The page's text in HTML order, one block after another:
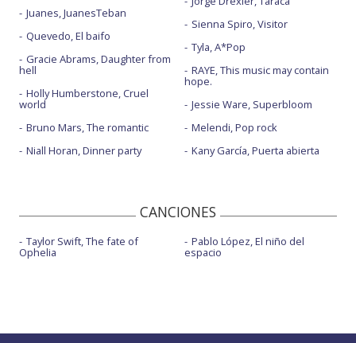
Juanes, JuanesTeban
Quevedo, El baifo
Gracie Abrams, Daughter from
hell
Holly Humberstone, Cruel
world
Bruno Mars, The romantic
Niall Horan, Dinner party
Sienna Spiro, Visitor
Tyla, A*Pop
RAYE, This music may contain
hope.
Jessie Ware, Superbloom
Melendi, Pop rock
Kany García, Puerta abierta
CANCIONES
Taylor Swift, The fate of
Ophelia
Pablo López, El niño del
espacio